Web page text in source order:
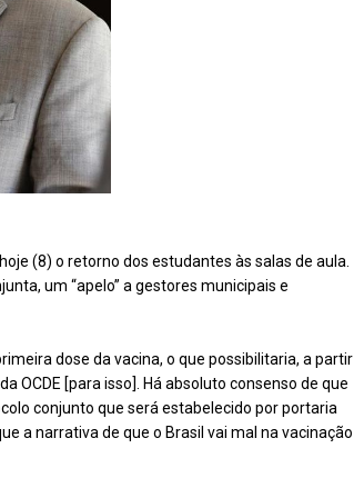
(8) o retorno dos estudantes às salas de aula.
um “apelo” a gestores municipais e
dose da vacina, o que possibilitaria, a partir
OCDE [para isso]. Há absoluto consenso de que
conjunto que será estabelecido por portaria
a narrativa de que o Brasil vai mal na vacinação